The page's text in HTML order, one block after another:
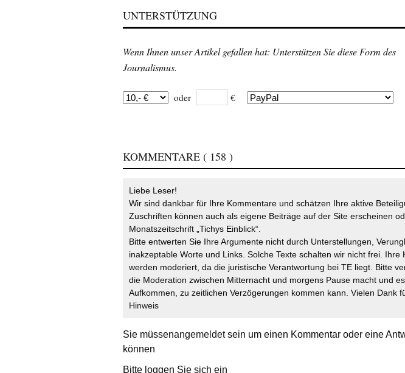
UNTERSTÜTZUNG
Wenn Ihnen unser Artikel gefallen hat: Unterstützen Sie diese Form des
Journalismus.
oder €
KOMMENTARE ( 158 )
Liebe Leser!
Wir sind dankbar für Ihre Kommentare und schätzen Ihre aktive
Zuschriften können auch als eigene Beiträge auf der Site erscheinen
Monatszeitschrift „Tichys Einblick“.
Bitte entwerten Sie Ihre Argumente nicht durch Unterstellungen,
inakzeptable Worte und Links. Solche Texte schalten wir nicht frei. Ihre
werden moderiert, da die juristische Verantwortung bei TE liegt. Bitte
die Moderation zwischen Mitternacht und morgens Pause macht und
Aufkommen, zu zeitlichen Verzögerungen kommen kann. Vielen Dank
Hinweis
Sie müssenangemeldetsein um einen Kommentar oder eine
können
Bitte loggen Sie sich ein